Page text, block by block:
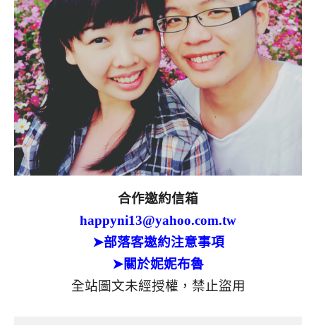
合作邀約信箱
happyni13@yahoo.com.tw
➤部落客邀約注意事項
➤關於妮妮布魯
全站圖文未經授權，禁止盜用